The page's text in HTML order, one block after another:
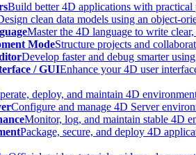
Build better 4D applications with practical
clean data models using an object-
Master the 4D language to write
ModeStructure projects and
Develop faster and debug smarter
/ GUIEnhance your 4D user
deploy, and maintain 4D
Configure and manage 4D Server
Monitor, log, and maintain stable 4D
Package, secure, and deploy 4D